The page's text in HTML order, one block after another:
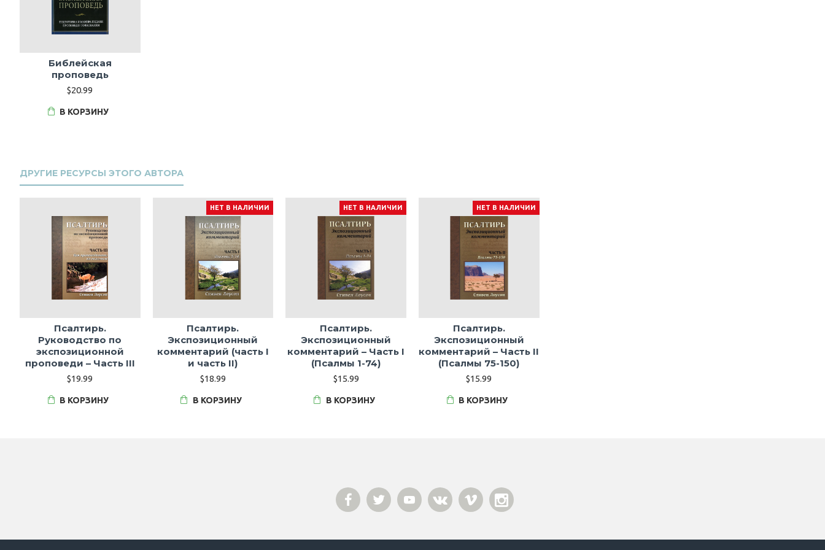
Библейская
проповедь
$20.99
В КОРЗИНУ
ДРУГИЕ РЕСУРСЫ ЭТОГО АВТОРА
Псалтирь.
Руководство по
экспозиционной
проповеди – Часть III
$19.99
В КОРЗИНУ
НЕТ В НАЛИЧИИ
Псалтирь.
Экспозиционный
комментарий (часть I
и часть II)
$18.99
В КОРЗИНУ
НЕТ В НАЛИЧИИ
Псалтирь.
Экспозиционный
комментарий – Часть I
(Псалмы 1-74)
$15.99
В КОРЗИНУ
НЕТ В НАЛИЧИИ
Псалтирь.
Экспозиционный
комментарий – Часть II
(Псалмы 75-150)
$15.99
В КОРЗИНУ